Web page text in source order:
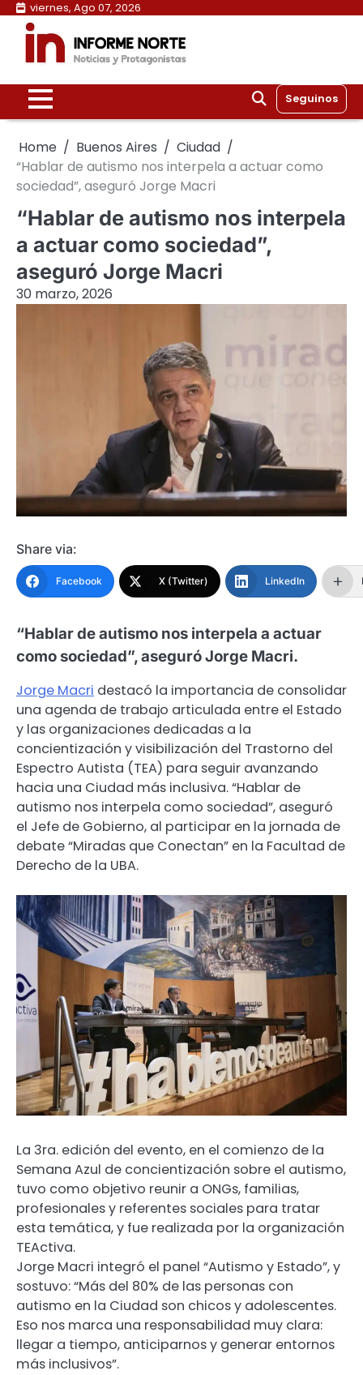
Skip
content
viernes, Ago 07, 2026
Seguinos
Home Buenos Aires
Ciudad
“Hablar de autismo nos interpela a actuar como
sociedad”, aseguró Jorge Macri
“Hablar de autismo nos interpela
a actuar como sociedad”,
aseguró Jorge Macri
30 marzo, 2026
Share via:
Facebook X (Twitter) LinkedIn
“Hablar de autismo nos interpela a actuar
como sociedad”, aseguró Jorge Macri.
Jorge Macri destacó la importancia de consolidar
una agenda de trabajo articulada entre el Estado
y las organizaciones dedicadas a la
concientización y visibilización del Trastorno del
Espectro Autista (TEA) para seguir avanzando
hacia una Ciudad más inclusiva. “Hablar de
autismo nos interpela como sociedad”, aseguró
el Jefe de Gobierno, al participar en la jornada de
debate “Miradas que Conectan” en la Facultad de
Derecho de la UBA.
La 3ra. edición del evento, en el comienzo de la
Semana Azul de concientización sobre el autismo,
tuvo como objetivo reunir a ONGs, familias,
profesionales y referentes sociales para tratar
esta temática, y fue realizada por la organización
TEActiva.
Jorge Macri integró el panel “Autismo y Estado”, y
sostuvo: “Más del 80% de las personas con
autismo en la Ciudad son chicos y adolescentes.
Eso nos marca una responsabilidad muy clara:
llegar a tiempo, anticiparnos y generar entornos
más inclusivos”.